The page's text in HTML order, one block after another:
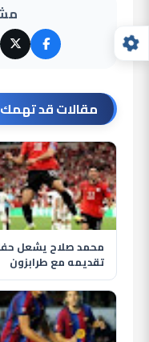
مقالات قد تهمك
محمد صلاح يشعل
تقديمه مع طرابزون
سبور وسط استقبال
تاريخي للجماهير